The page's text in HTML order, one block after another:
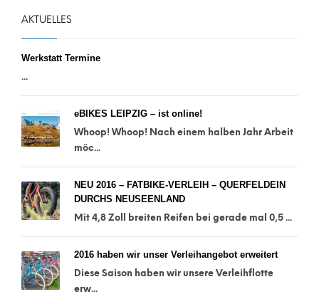
AKTUELLES
Werkstatt Termine
...
eBIKES LEIPZIG – ist online!
Whoop! Whoop! Nach einem halben Jahr Arbeit
möc...
NEU 2016 – FATBIKE-VERLEIH – QUERFELDEIN
DURCHS NEUSEENLAND
Mit 4,8 Zoll breiten Reifen bei gerade mal 0,5 ...
2016 haben wir unser Verleihangebot erweitert
Diese Saison haben wir unsere Verleihflotte
erw...